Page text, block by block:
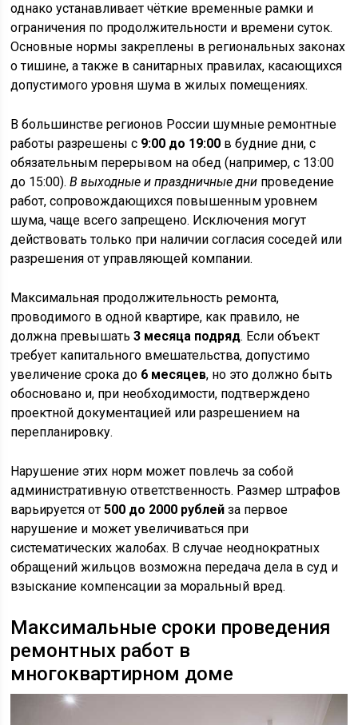
однако устанавливает чёткие временные рамки и
ограничения по продолжительности и времени суток.
Основные нормы закреплены в региональных законах
о тишине, а также в санитарных правилах, касающихся
допустимого уровня шума в жилых помещениях.
В большинстве регионов России шумные ремонтные
работы разрешены с 9:00 до 19:00 в будние дни, с
обязательным перерывом на обед (например, с 13:00
до 15:00).В выходные и праздничные дни проведение
работ, сопровождающихся повышенным уровнем
шума, чаще всего запрещено. Исключения могут
действовать только при наличии согласия соседей или
разрешения от управляющей компании.
Максимальная продолжительность ремонта,
проводимого в одной квартире, как правило, не
должна превышать3 месяца подряд. Если объект
требует капитального вмешательства, допустимо
увеличение срока до 6 месяцев, но это должно быть
обосновано и, при необходимости, подтверждено
проектной документацией или разрешением на
перепланировку.
Нарушение этих норм может повлечь за собой
административную ответственность. Размер штрафов
варьируется от500 до 2000 рублей за первое
нарушение и может увеличиваться при
систематических жалобах. В случае неоднократных
обращений жильцов возможна передача дела в суд и
взыскание компенсации за моральный вред.
Максимальные сроки проведения
ремонтных работ в
многоквартирном доме